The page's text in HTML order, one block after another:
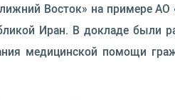
Восток» на примере
Иран. В докладе были
медицинской помощи